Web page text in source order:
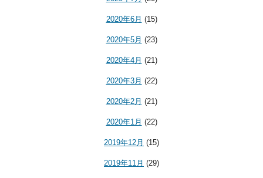
2020年6月 (15)
2020年5月 (23)
2020年4月 (21)
2020年3月 (22)
2020年2月 (21)
2020年1月 (22)
2019年12月 (15)
2019年11月 (29)